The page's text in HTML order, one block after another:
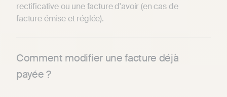
rectificative ou une facture d'avoir (en cas de
facture émise et réglée).
Comment modifier une facture déjà
payée ?